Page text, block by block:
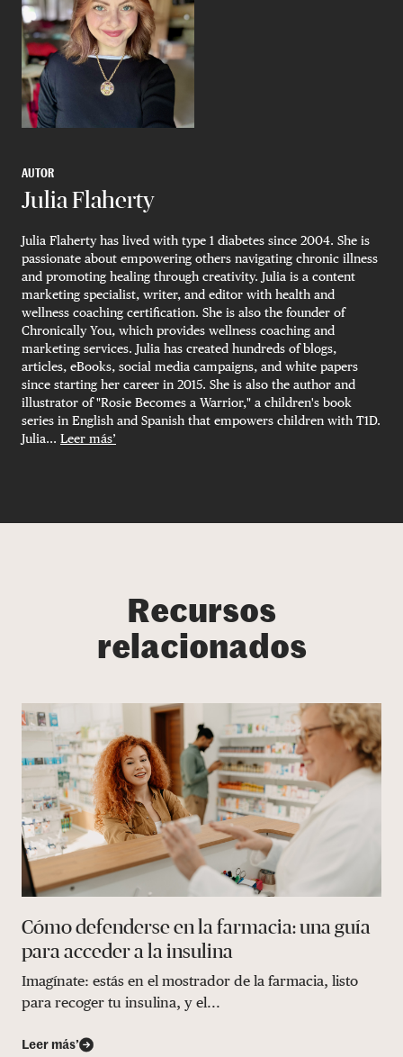
AUTOR
Julia Flaherty
Julia Flaherty has lived with type 1 diabetes since 2004. She is
passionate about empowering others navigating chronic illness
and promoting healing through creativity. Julia is a content
marketing specialist, writer, and editor with health and
wellness coaching certification. She is also the founder of
Chronically You, which provides wellness coaching and
marketing services. Julia has created hundreds of blogs,
articles, eBooks, social media campaigns, and white papers
since starting her career in 2015. She is also the author and
illustrator of "Rosie Becomes a Warrior," a children's book
series in English and Spanish that empowers children with T1D.
Julia... Leer más’
Recursos
relacionados
Cómo defenderse en la farmacia: una guía
para acceder a la insulina
Imagínate: estás en el mostrador de la farmacia, listo
para recoger tu insulina, y el...
Leer más’